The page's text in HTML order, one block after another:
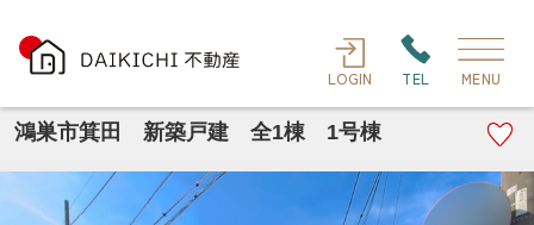
LOGIN TEL MENU
鴻巣市箕田 新築戸建 全1棟 1号棟